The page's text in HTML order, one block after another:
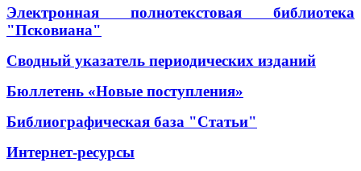
Электронная полнотекстовая библиотека
"Псковиана"
Сводный указатель периодических изданий
Бюллетень «Новые поступления»
Библиографическая база "Статьи"
Интернет-ресурсы